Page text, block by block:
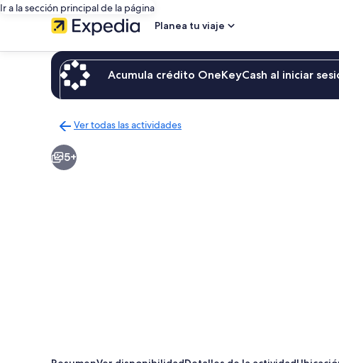
Ir a la sección principal de la página
Planea tu viaje
Acumula crédito OneKeyCash al iniciar
Ver todas las actividades
a
la
5+